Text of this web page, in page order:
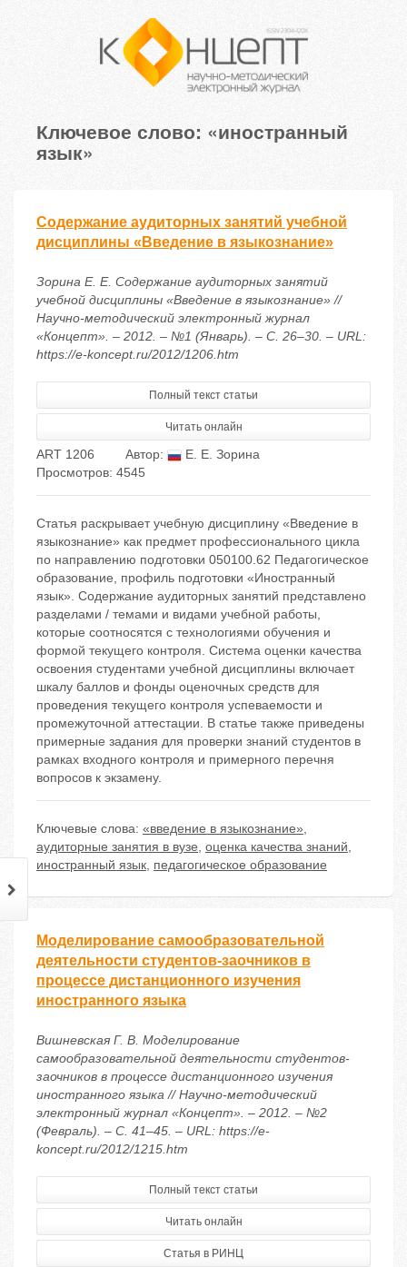
Ключевое слово: «иностранный
язык»
Содержание аудиторных занятий учебной
дисциплины «Введение в языкознание»
Зорина Е. Е. Содержание аудиторных занятий
учебной дисциплины «Введение в языкознание» //
Научно-методический электронный журнал
«Концепт». – 2012. – №1 (Январь). – С. 26–30. – URL:
https://e-koncept.ru/2012/1206.htm
Полный текст статьи
Читать онлайн
ART 1206 Автор:
Е. Е. Зорина
Просмотров: 4545
Статья раскрывает учебную дисциплину «Введение в
языкознание» как предмет профессионального цикла
по направлению подготовки 050100.62 Педагогическое
образование, профиль подготовки «Иностранный
язык». Содержание аудиторных занятий представлено
разделами / темами и видами учебной работы,
которые соотносятся с технологиями обучения и
формой текущего контроля. Система оценки качества
освоения студентами учебной дисциплины включает
шкалу баллов и фонды оценочных средств для
проведения текущего контроля успеваемости и
промежуточной аттестации. В статье также приведены
примерные задания для проверки знаний студентов в
рамках входного контроля и примерного перечня
вопросов к экзамену.
Ключевые слова: «введение в языкознание»,
аудиторные занятия в вузе, оценка качества знаний,
иностранный язык, педагогическое образование
Моделирование самообразовательной
деятельности студентов-заочников в
процессе дистанционного изучения
иностранного языка
Вишневская Г. В. Моделирование
самообразовательной деятельности студентов-
заочников в процессе дистанционного изучения
иностранного языка // Научно-методический
электронный журнал «Концепт». – 2012. – №2
(Февраль). – С. 41–45. – URL: https://e-
koncept.ru/2012/1215.htm
Полный текст статьи
Читать онлайн
Статья в РИНЦ